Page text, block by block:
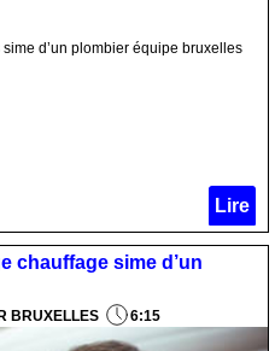
d’un plombier équipe bruxelles
Lire
chauffage sime d’un
BRUXELLES 6:15